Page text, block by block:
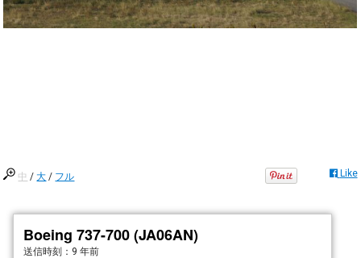
中 /大 / フル Like
Boeing 737-700 (JA06AN)
送信時刻： 9 年前